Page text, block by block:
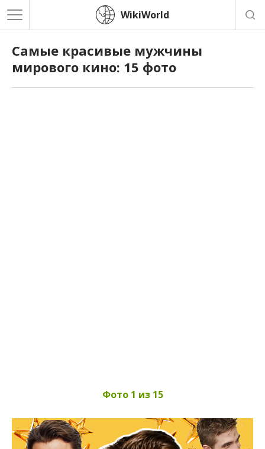
WikiWorld
Самые красивые мужчины
мирового кино: 15 фото
Фото 1 из 15